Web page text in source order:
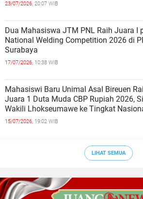
23/07/2026, 20:07 WIB
Dua Mahasiswa JTM PNL Raih Juara I
National Welding Competition 2026 di
Surabaya
17/07/2026, 10:38 WIB
Mahasiswi Baru Unimal Asal Bireuen
Juara 1 Duta Muda CBP Rupiah 2026,
Wakili Lhokseumawe ke Tingkat
15/07/2026, 19:02 WIB
LIHAT SEMUA